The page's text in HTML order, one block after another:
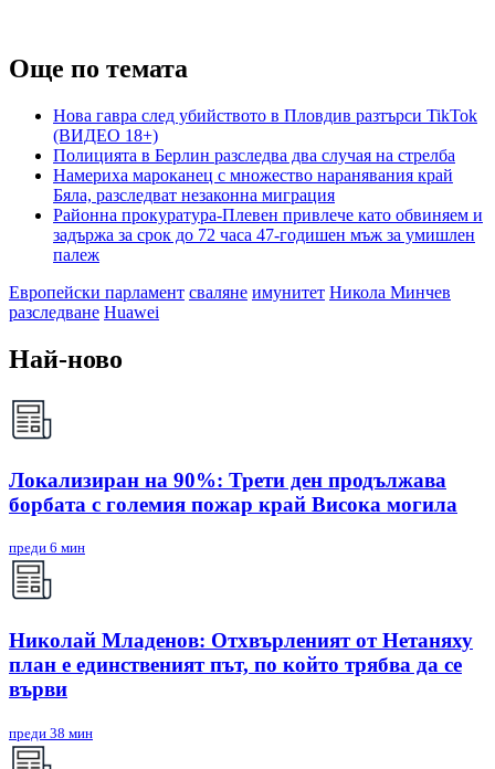
Още по темата
Нова гавра след убийството в Пловдив разтърси TikTok
(ВИДЕО 18+)
Полицията в Берлин разследва два случая на стрелба
Намериха мароканец с множество наранявания край
Бяла, разследват незаконна миграция
Районна прокуратура-Плевен привлече като обвиняем и
задържа за срок до 72 часа 47-годишен мъж за умишлен
палеж
Европейски парламент сваляне имунитет Никола Минчев
разследване Huawei
Най-ново
Локализиран на 90%: Трети ден продължава
борбата с големия пожар край Висока могила
преди 6 мин
Николай Младенов: Отхвърленият от Нетаняху
план е единственият път, по който трябва да се
върви
преди 38 мин